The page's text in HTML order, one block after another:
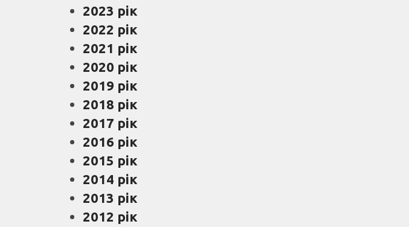
2023 рік
2022 рік
2021 рік
2020 рік
2019 рік
2018 рік
2017 рік
2016 рік
2015 рік
2014 рік
2013 рік
2012 рік